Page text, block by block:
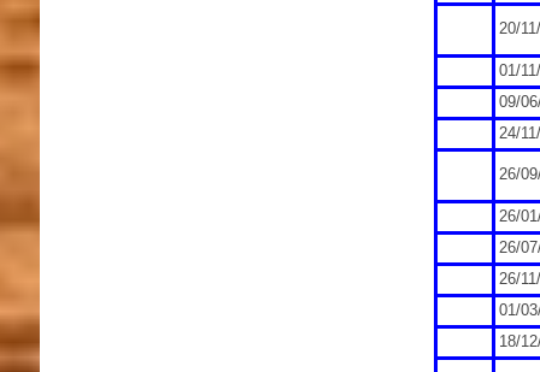
20/
01/
09/
24/
26/
26/
26/
26/
01/
18/